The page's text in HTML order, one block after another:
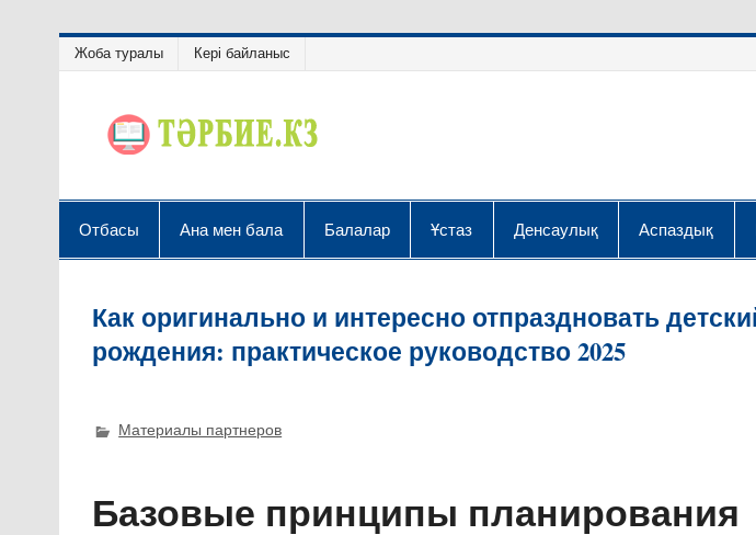
Жоба туралы Кері байланыс
Отбасы Ана мен бала Балалар Ұстаз Денсаулық Аспаздық
Как оригинально и интересно отпраздновать
рождения: практическое руководство 2025
Материалы партнеров
Базовые принципы планирования